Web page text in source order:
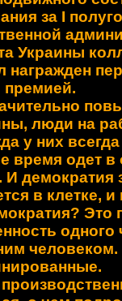
за I
Украины
награжден
премией.
люди на
у них
время одет
И
в клетке,
Это